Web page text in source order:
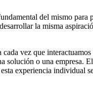
del mismo
la misma
vez que
o una empresa.
experiencia individual